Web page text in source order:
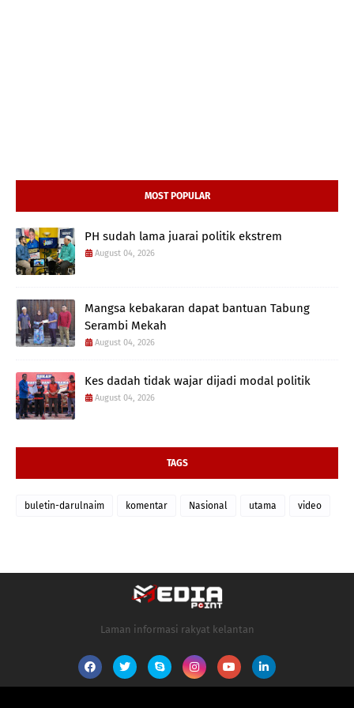
MOST POPULAR
PH sudah lama juarai politik ekstrem
August 04, 2026
Mangsa kebakaran dapat bantuan Tabung
Serambi Mekah
August 04, 2026
Kes dadah tidak wajar dijadi modal politik
August 04, 2026
TAGS
buletin-darulnaim komentar Nasional utama video
Laman informasi rakyat kelantan